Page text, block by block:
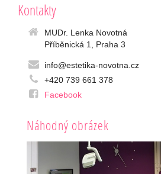
Kontakty
MUDr. Lenka Novotná
Příběnická 1, Praha 3
info@estetika-novotna.cz
+420 739 661 378
Facebook
Náhodný obrázek